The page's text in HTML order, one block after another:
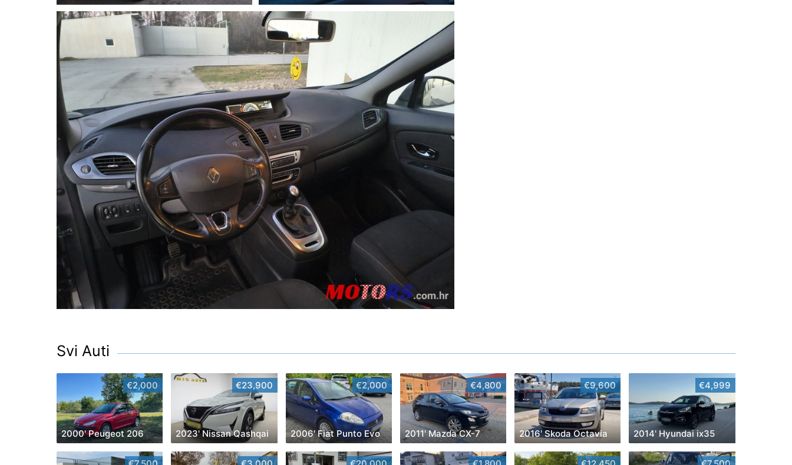
Svi Auti
€2,000
2000' Peugeot 206
€23,900
2023' Nissan Qashqai
€2,000
2006' Fiat Punto Evo
€4,800
2011' Mazda CX-7
€9,600
2016' Skoda Octavia
€4,999
2014' Hyundai ix35